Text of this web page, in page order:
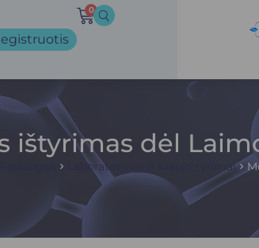
0
ištyrimas dėl
Laboratoriniai ir kraujo tyrimai